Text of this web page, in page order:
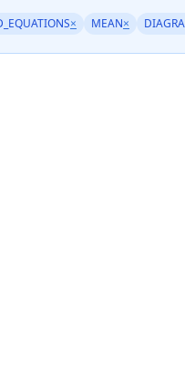
× MEAN×